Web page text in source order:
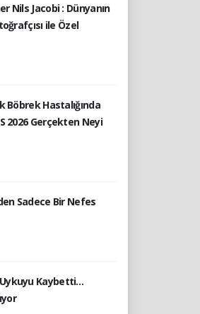
Nils Jacobi : Dünyanın
ile Özel
Böbrek Hastalığında
2026 Gerçekten Neyi
Sadece Bir Nefes
Kaybetti…